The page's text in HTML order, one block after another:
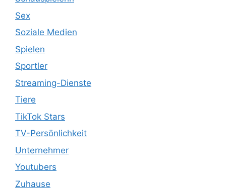
Sex
Soziale Medien
Spielen
Sportler
Streaming-Dienste
Tiere
TikTok Stars
TV-Persönlichkeit
Unternehmer
Youtubers
Zuhause